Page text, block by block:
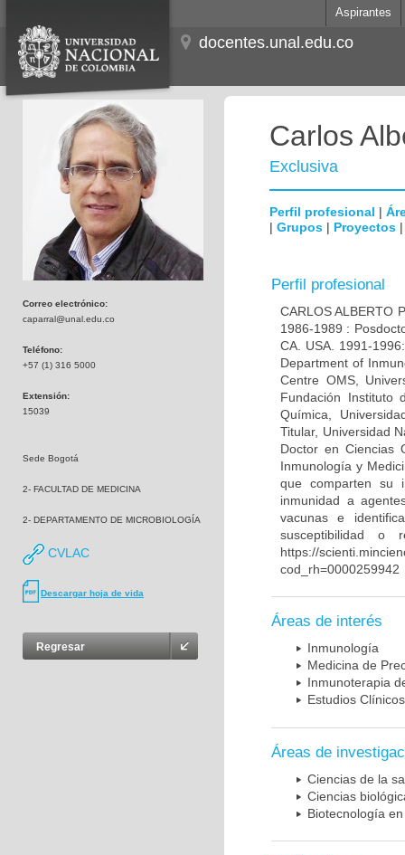
Aspirantes
docentes.unal.edu.co
Correo electrónico:
caparral@unal.edu.co
Teléfono:
+57 (1) 316 5000
Extensión:
15039
Sede Bogotá
2- FACULTAD DE MEDICINA
2- DEPARTAMENTO DE MICROBIOLOGÍA
CVLAC
Descargar hoja de vida
Regresar
Carlos
Exclusiva
Perfil profesional |
| Grupos | Proyectos
Perfil profesional
CARLOS ALBERTO
1986-1989 :
CA. USA. 1991-
Department of
Centre OMS,
Fundación Instituto
Química,
Titular, Universidad
Doctor en Ciencias
Inmunología y
que comparten su
inmunidad a
vacunas e
susceptibilidad o
https://
cod_rh=0000259942
Áreas de interés
Inmunología
Medicina de
Inmunoterapia
Estudios Clínicos
Áreas de
Ciencias de la
Ciencias
Biotecnología